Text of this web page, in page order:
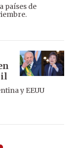
países de
y EEUU